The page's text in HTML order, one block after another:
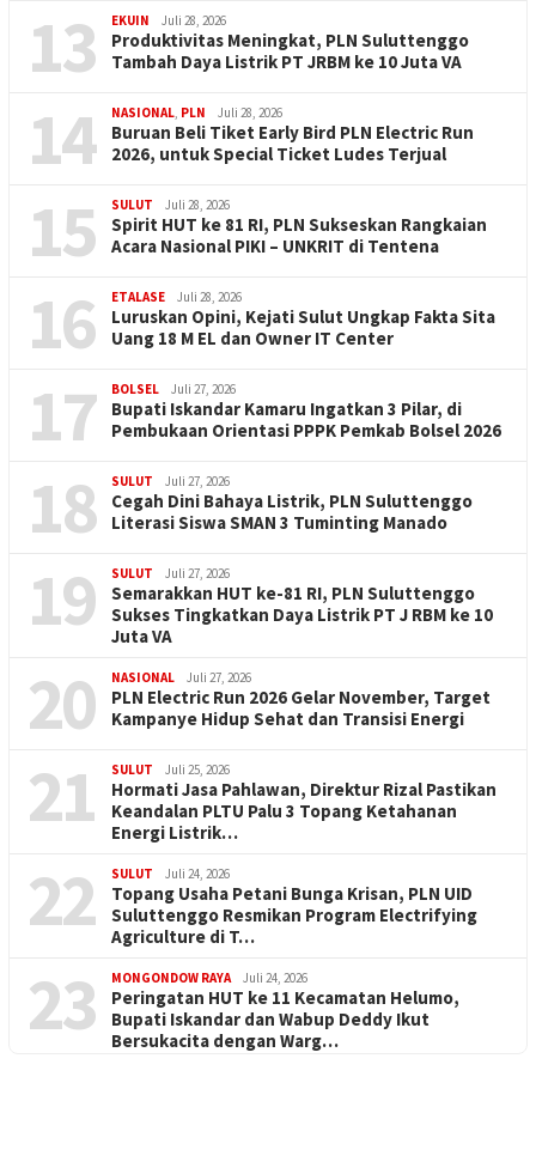
13 EKUIN Juli 28, 2026
Produktivitas Meningkat, PLN Suluttenggo
Tambah Daya Listrik PT JRBM ke 10 Juta VA
14 NASIONAL, PLN Juli 28, 2026
Buruan Beli Tiket Early Bird PLN Electric Run
2026, untuk Special Ticket Ludes Terjual
15 SULUT Juli 28, 2026
Spirit HUT ke 81 RI, PLN Sukseskan Rangkaian
Acara Nasional PIKI – UNKRIT di Tentena
16 ETALASE Juli 28, 2026
Luruskan Opini, Kejati Sulut Ungkap Fakta Sita
Uang 18 M EL dan Owner IT Center
17 BOLSEL Juli 27, 2026
Bupati Iskandar Kamaru Ingatkan 3 Pilar, di
Pembukaan Orientasi PPPK Pemkab Bolsel 2026
18 SULUT Juli 27, 2026
Cegah Dini Bahaya Listrik, PLN Suluttenggo
Literasi Siswa SMAN 3 Tuminting Manado
19 SULUT Juli 27, 2026
Semarakkan HUT ke-81 RI, PLN Suluttenggo
Sukses Tingkatkan Daya Listrik PT J RBM ke 10
Juta VA
20 NASIONAL Juli 27, 2026
PLN Electric Run 2026 Gelar November, Target
Kampanye Hidup Sehat dan Transisi Energi
21 SULUT Juli 25, 2026
Hormati Jasa Pahlawan, Direktur Rizal Pastikan
Keandalan PLTU Palu 3 Topang Ketahanan
Energi Listrik…
22 SULUT Juli 24, 2026
Topang Usaha Petani Bunga Krisan, PLN UID
Suluttenggo Resmikan Program Electrifying
Agriculture di T…
23 MONGONDOW RAYA Juli 24, 2026
Peringatan HUT ke 11 Kecamatan Helumo,
Bupati Iskandar dan Wabup Deddy Ikut
Bersukacita dengan Warg…